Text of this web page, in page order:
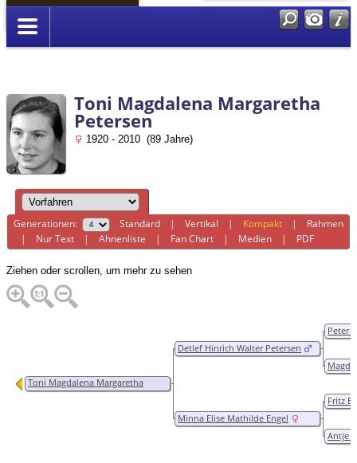
Anmelden
Toni Magdalena Margaretha
Petersen
1920 - 2010 (89 Jahre)
Generationen: Standard |Vertikal | Kompakt | Rahmen
| Nur Text |Ahnenliste | Fan Chart | Medien | PDF
Ziehen oder scrollen, um mehr zu sehen
Toni Magdalena Margaretha
Petersen
Detlef Hinrich Walter Petersen
Peter
Minna Elise Mathilde Engel
Fritz
Antje